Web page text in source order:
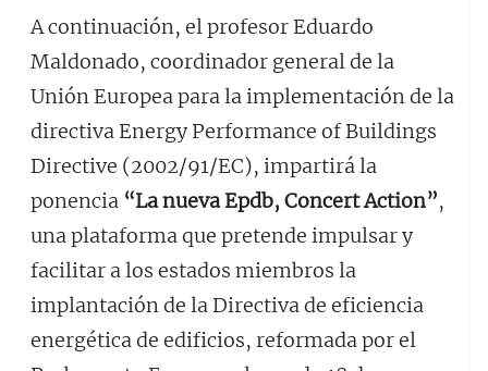
A continuación, el profesor Eduardo
Maldonado, coordinador general de la
Unión Europea para la implementación de la
directiva Energy Performance of Buildings
Directive (2002/91/EC), impartirá la
ponencia “La nueva Epdb, Concert Action”,
una plataforma que pretende impulsar y
facilitar a los estados miembros la
implantación de la Directiva de eficiencia
energética de edificios, reformada por el